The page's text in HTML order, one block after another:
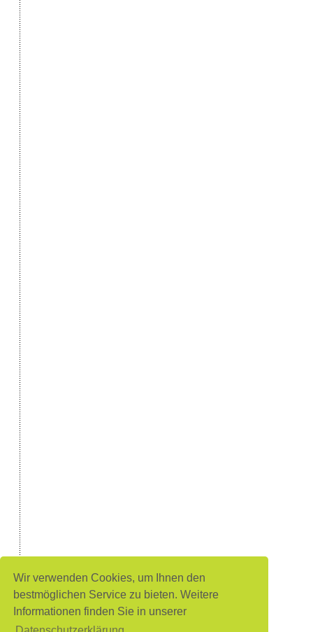
Wir verwenden Cookies, um Ihnen den
bestmöglichen Service zu bieten. Weitere
Informationen finden Sie in unserer